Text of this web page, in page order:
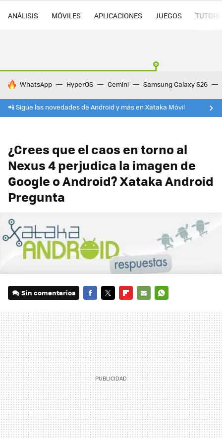
ANÁLISIS MÓVILES APLICACIONES JUEGOS
HOY SE HABLA DE
WhatsApp HyperOS Gemini Samsung Galaxy S26
📲 Sigue las novedades de Android y más en Xataka Móvil
¿Crees que el caos en torno al
Nexus 4 perjudica la imagen de
Google o Android? Xataka Android
Pregunta
Sin comentarios
MAIL